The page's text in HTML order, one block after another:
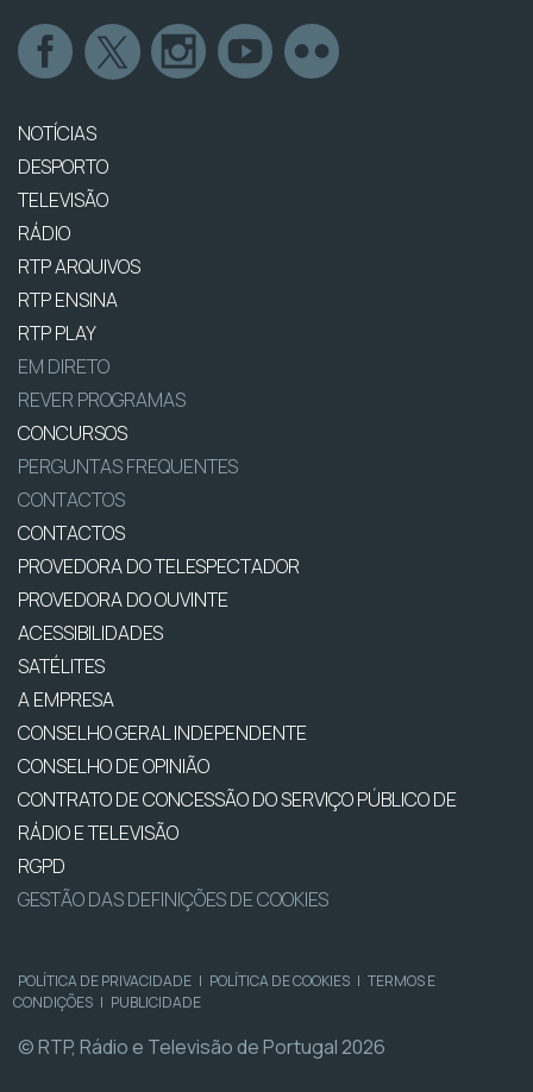
NOTÍCIAS
DESPORTO
TELEVISÃO
RÁDIO
RTP ARQUIVOS
RTP ENSINA
RTP PLAY
EM DIRETO
REVER PROGRAMAS
CONCURSOS
PERGUNTAS FREQUENTES
CONTACTOS
CONTACTOS
PROVEDORA DO TELESPECTADOR
PROVEDORA DO OUVINTE
ACESSIBILIDADES
SATÉLITES
A EMPRESA
CONSELHO GERAL INDEPENDENTE
CONSELHO DE OPINIÃO
CONTRATO DE CONCESSÃO DO SERVIÇO PÚBLICO DE
RÁDIO E TELEVISÃO
RGPD
GESTÃO DAS DEFINIÇÕES DE COOKIES
POLÍTICA DE PRIVACIDADE | POLÍTICA DE COOKIES | TERMOS E
CONDIÇÕES | PUBLICIDADE
© RTP, Rádio e Televisão de Portugal 2026